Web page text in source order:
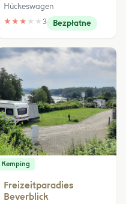
Hückeswagen
★ ★ ★ ★ ★ 3 Bezpłatne
Kemping
Freizeitparadies
Beverblick